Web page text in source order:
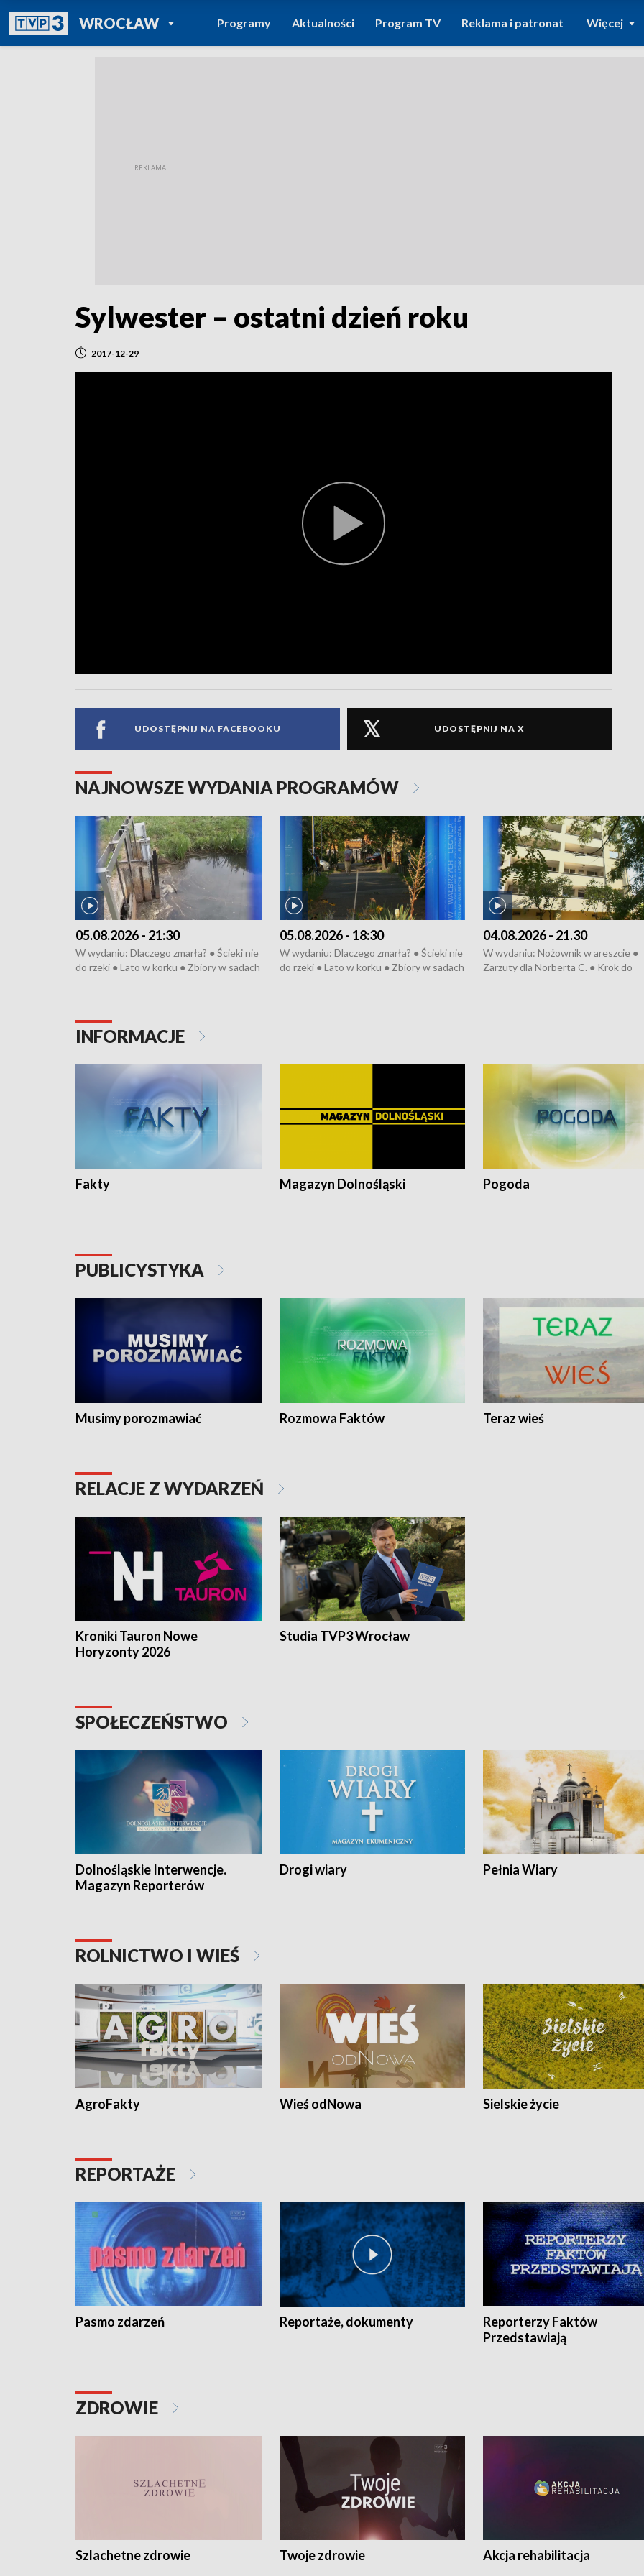
WROCŁAWPOWRÓT DO
TVP REGIONY
Programy Aktualności Program TV Reklama i patronat Więcej
Sylwester – ostatni dzień roku
2017-12-29
UDOSTĘPNIJ NA FACEBOOKU UDOSTĘPNIJ NA X
NAJNOWSZE WYDANIA PROGRAMÓW
05.08.2026 - 21:30
W wydaniu: Dlaczego zmarła? ● Ścieki nie
do rzeki ● Lato w korku ● Zbiory w sadach
05.08.2026 - 18:30
W wydaniu: Dlaczego zmarła? ● Ścieki nie
do rzeki ● Lato w korku ● Zbiory w sadach
04.08.2026 - 21.30
W wydaniu: Nożownik w areszcie ●
Zarzuty dla Norberta C. ● Krok do
INFORMACJE
Fakty Magazyn Dolnośląski Pogoda
PUBLICYSTYKA
Musimy porozmawiać Rozmowa Faktów Teraz wieś
RELACJE Z WYDARZEŃ
Kroniki Tauron Nowe
Horyzonty 2026
Studia TVP3 Wrocław
SPOŁECZEŃSTWO
Dolnośląskie Interwencje.
Magazyn Reporterów
Drogi wiary Pełnia Wiary
ROLNICTWO I WIEŚ
AgroFakty Wieś odNowa Sielskie życie
REPORTAŻE
Pasmo zdarzeń Reportaże, dokumenty
Reporterzy Faktów
Przedstawiają
ZDROWIE
Szlachetne zdrowie Twoje zdrowie Akcja rehabilitacja